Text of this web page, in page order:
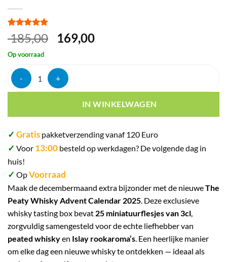
Gewaardeerd
5op 5
gebaseerd
opklant
waardering
185,00
Oorspronkelijke
€ 185,00.
169,00Huidige
Op voorraad
The peaty whisky 2025 adventskalender 25 days 48% 75cl aantal
IN WINKELWAGEN
✓ Gratis pakketverzending vanaf 120 Euro
✓ Voor 13:00 besteld op werkdagen? De volgende dag in
huis!
✓ OpVoorraad
Maak de decembermaand extra bijzonder met de nieuweThe
Peaty Whisky Advent Calendar 2025. Deze exclusieve
whisky tasting box bevat 25 miniatuurflesjes van 3cl,
zorgvuldig samengesteld voor de echte liefhebber van
peated whiskyen Islay rookaroma’s. Een heerlijke manier
om elke dag een nieuwe whisky te ontdekken — ideaal als